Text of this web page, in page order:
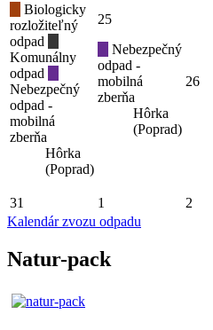
Biologicky
rozložiteľný
odpad
Komunálny
odpad
Nebezpečný
odpad -
mobilná
zberňa
Hôrka
(Poprad)
25
Nebezpečný
odpad -
mobilná
zberňa
Hôrka
(Poprad)
26
31 1 2
Kalendár zvozu odpadu
Natur-pack